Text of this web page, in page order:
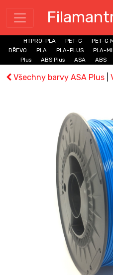
HTPRO-PLA PET-G PET-G
DŘEVO
PLA PLA-PLUS PLA-
Plus
ABS Plus ASA ABS
Všechny barvy ASA Plus